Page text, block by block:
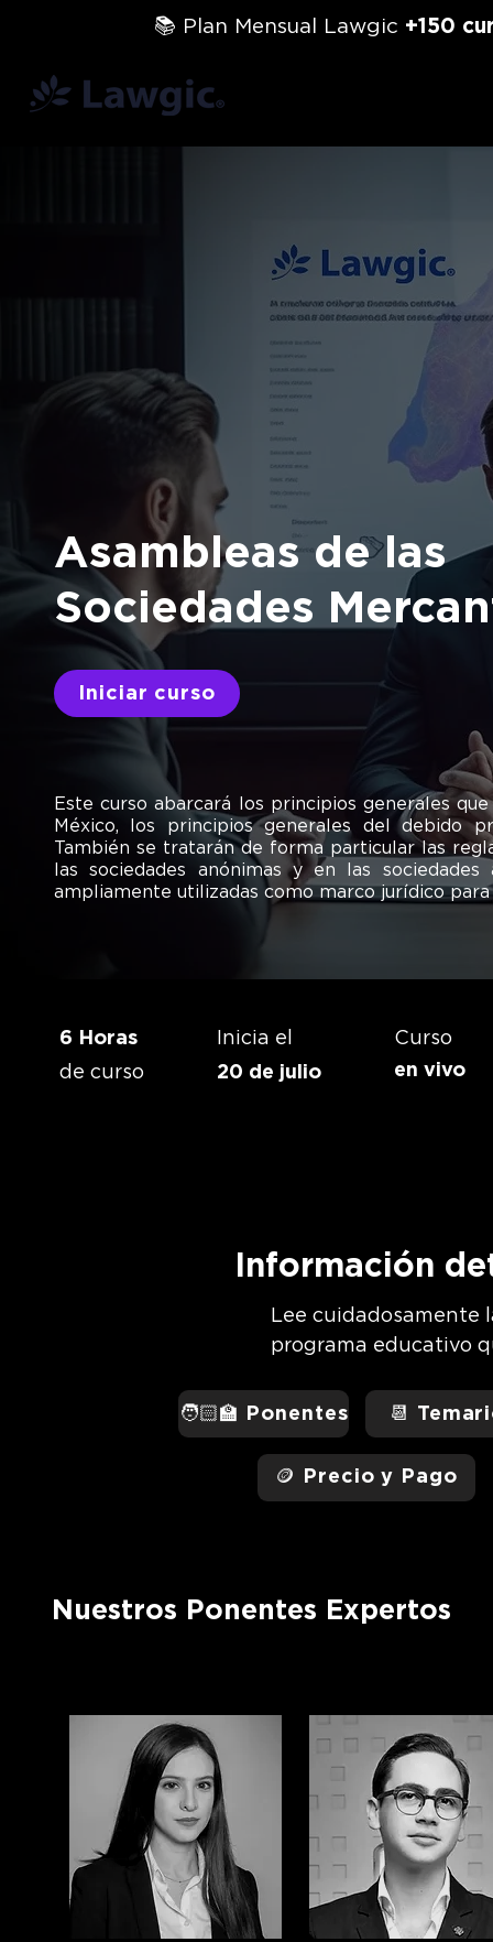
📚 Plan Mensual Lawgic +150
Este curso abarcará los principios generales
México, los principios generales del debido
También se tratarán de forma particular las
las sociedades anónimas y en las
ampliamente utilizadas como marco jurídico
Iniciar curso
Asambleas de las
Sociedades
6 Horas
de curso
Inicia el
20 de julio
Curso
en vivo
Información
Lee cuidadosamente
programa educativo
🧑🏻‍🏫 Ponentes 📆
🪙 Precio y Pago
Nuestros Ponentes Expertos